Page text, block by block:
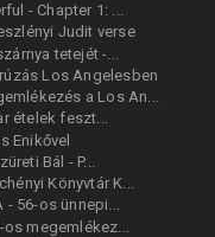
- Chapter 1: ...
Judit verse
tetejét -...
Los Angelesben
a Los An...
ételek feszt...
Enikővel
Bál - P...
Könyvtár K...
- 56-os ünnepi...
megemlékez...